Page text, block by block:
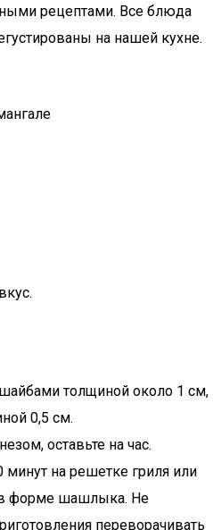
рецептами. Все блюда
на нашей кухне.
толщиной около 1 см,
0,5 см.
оставьте на час.
минут на решетке гриля или
форме шашлыка. Не
переворачивать